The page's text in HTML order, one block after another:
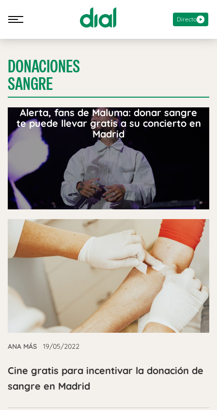
Directo
DONACIONES
SANGRE
Alerta, fans de Maluma: donar sangre
te puede llevar gratis a su concierto en
Madrid
ANA MÁS 19/05/2022
Cine gratis para incentivar la donación de
sangre en Madrid